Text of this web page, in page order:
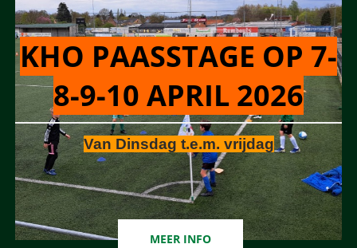
KHO PAASSTAGE OP 7-
8-9-10 APRIL 2026
Van Dinsdag t.e.m. vrijdag
MEER INFO